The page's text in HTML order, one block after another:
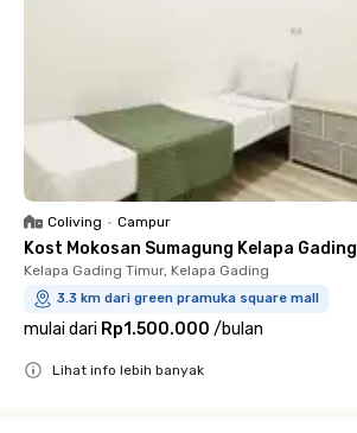
Coliving • Campur
Kost Mokosan Sumagung Kelapa Gading
Kelapa Gading Timur, Kelapa Gading
3.3 km dari green pramuka square mall
mulai dari Rp1.500.000 /bulan
Lihat info lebih banyak